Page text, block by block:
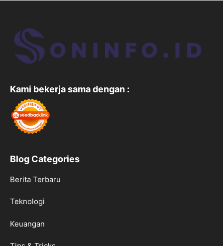
Kami bekerja sama dengan :
Blog Categories
Berita Terbaru
Teknologi
Keuangan